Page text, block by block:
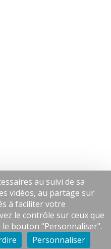
au suivi de sa
vidéos, au partage sur
à faciliter votre
le contrôle sur ceux que
bouton "Personnaliser".
Personnaliser